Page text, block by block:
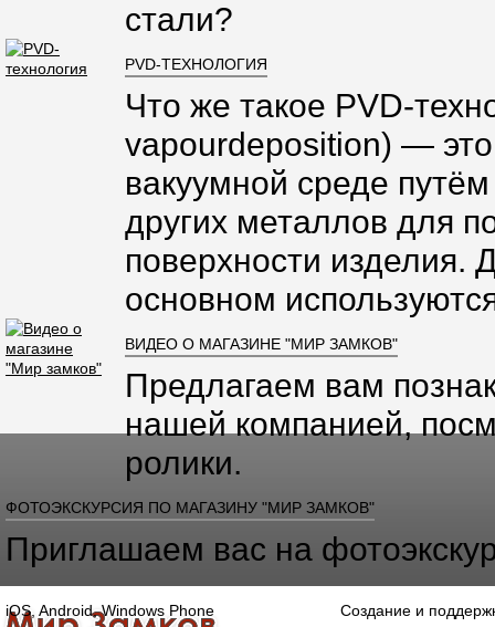
стали?
PVD-ТЕХНОЛОГИЯ
Что же такое PVD-
vapourdeposition) —
вакуумной среде
других металлов для
поверхности изделия.
основном
ВИДЕО О МАГАЗИНЕ "МИР ЗАМКОВ"
Предлагаем вам
нашей компанией,
ролики.
ФОТОЭКСКУРСИЯ ПО МАГАЗИНУ "МИР ЗАМКОВ"
Приглашаем вас на
Главная
Каталог
iOS, Android, Windows Phone Создание и